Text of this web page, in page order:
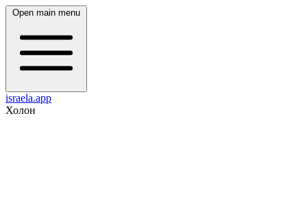
Open main menu
israela.app
Холон